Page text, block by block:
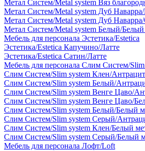
Метал Систем/Metal system Вяз
Метал Систем/Metal system Дуб
Метал Систем/Metal system Дуб
Метал Систем/Metal system Белый/Белый
Мебель для персонала Эстетика/Estetica
Эстетика/Estetica Капучино/Латте
Эстетика/Estetica Сатин/Латте
Мебель для персонала Слим Систем/Slim
Слим Систем/Slim system Клен/
Слим Систем/Slim system Белый/
Слим Систем/Slim system Венге Цаво/
Слим Систем/Slim system Венге Цаво/
Слим Систем/Slim system Белый/Белый
Слим Систем/Slim system Серый/
Слим Систем/Slim system Клен/Белый
Слим Систем/Slim system Серый/Белый
Мебель для персонала Лофт/Loft